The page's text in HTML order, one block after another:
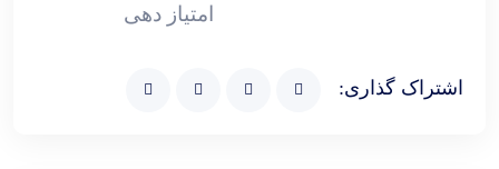
امتیاز دهی
اشتراک گذاری: